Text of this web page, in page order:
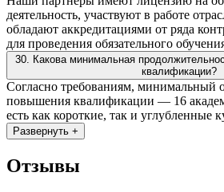
деятельность, участвуют в работе
обладают аккредитациями от ряда
для проведения обязательного
30. Какова минимальная
квалификации?
Согласно требованиям, минимальный
повышения квалификации — 16
есть как короткие, так и углубленные
Развернуть +
Отзывы